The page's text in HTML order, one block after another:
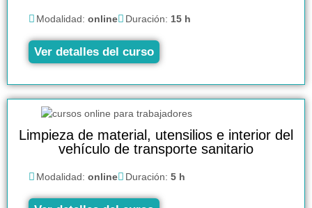
Modalidad: online Duración: 15 h
Ver detalles del curso
Limpieza de material, utensilios e interior del
vehículo de transporte sanitario
Modalidad: online Duración: 5 h